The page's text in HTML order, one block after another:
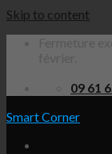
Skip to content
09 61
Smart Corner